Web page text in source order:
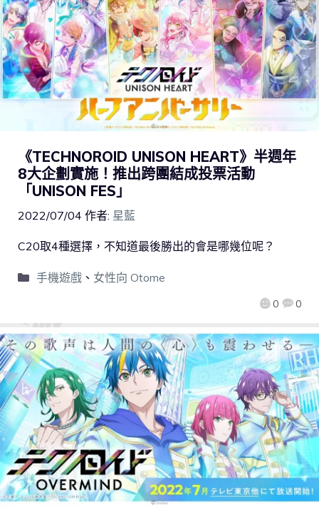
《TECHNOROID UNISON HEART》半週年
8大企劃實施！推出跨團結成投票活動
「UNISON FES」
2022/07/04 作者: 星藍
0 0
C20取4種選擇，不知道最後勝出的會是哪幾位呢？
手機遊戲、 女性向 Otome